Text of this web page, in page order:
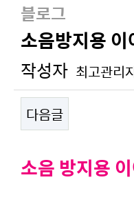
블로그
소음방지용
작성자 최고관리
다음글
본문
소음 방지용